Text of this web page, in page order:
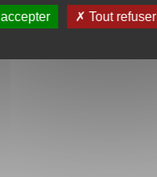
Tout refuser